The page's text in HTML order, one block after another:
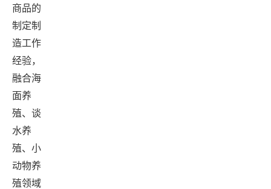
商品的
制定制
造工作
经验，
融合海
面养
殖、谈
水养
殖、小
动物养
殖领域